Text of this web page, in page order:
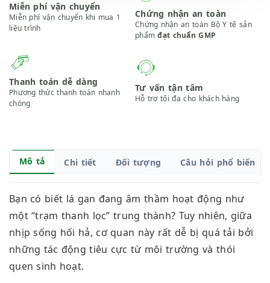
Miễn phí vận chuyển
Miễn phí vận chuyển khi mua 1
liệu trình
Chứng nhận an toàn
Chứng nhận an toàn Bộ Y tế sản
phẩmđạt chuẩn GMP
Thanh toán dễ dàng
Phương thức thanh toán nhanh
chóng
Tư vấn tận tâm
Hỗ trợ tối đa cho khách hàng
Mô tả Chi tiết Đối tượng Câu hỏi phổ biến
Bạn có biết lá gan đang âm thầm hoạt động như
một “trạm thanh lọc” trung thành? Tuy nhiên, giữa
nhịp sống hối hả, cơ quan này rất dễ bị quá tải bởi
những tác động tiêu cực từ môi trường và thói
quen sinh hoạt.